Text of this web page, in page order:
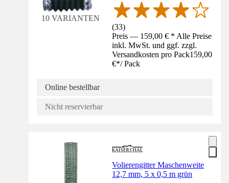
10 VARIANTEN
(33)
Preis — 159,00 € * Alle Preise
inkl. MwSt. und ggf. zzgl.
Versandkosten pro Pack159,00
€*/ Pack
Online bestellbar
Nicht reservierbar
Volierengitter Maschenweite
12,7 mm, 5 x 0,5 m grün